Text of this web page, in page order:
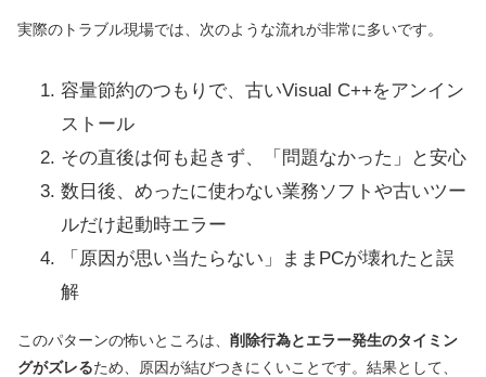
実際のトラブル現場では、次のような流れが非常に多いです。
容量節約のつもりで、古いVisual C++をアンイン
ストール
その直後は何も起きず、「問題なかった」と安心
数日後、めったに使わない業務ソフトや古いツー
ルだけ起動時エラー
「原因が思い当たらない」ままPCが壊れたと誤
解
このパターンの怖いところは、 削除行為とエラー発生のタイミン
グがズレるため、原因が結びつきにくいことです。結果として、